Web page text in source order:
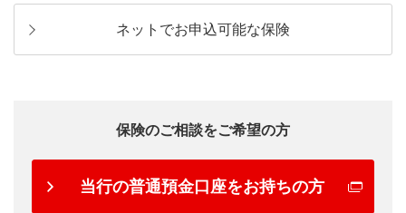
ネットでお申込可能な保険
保険のご相談をご希望の方
当行の普通預金口座をお持ちの方